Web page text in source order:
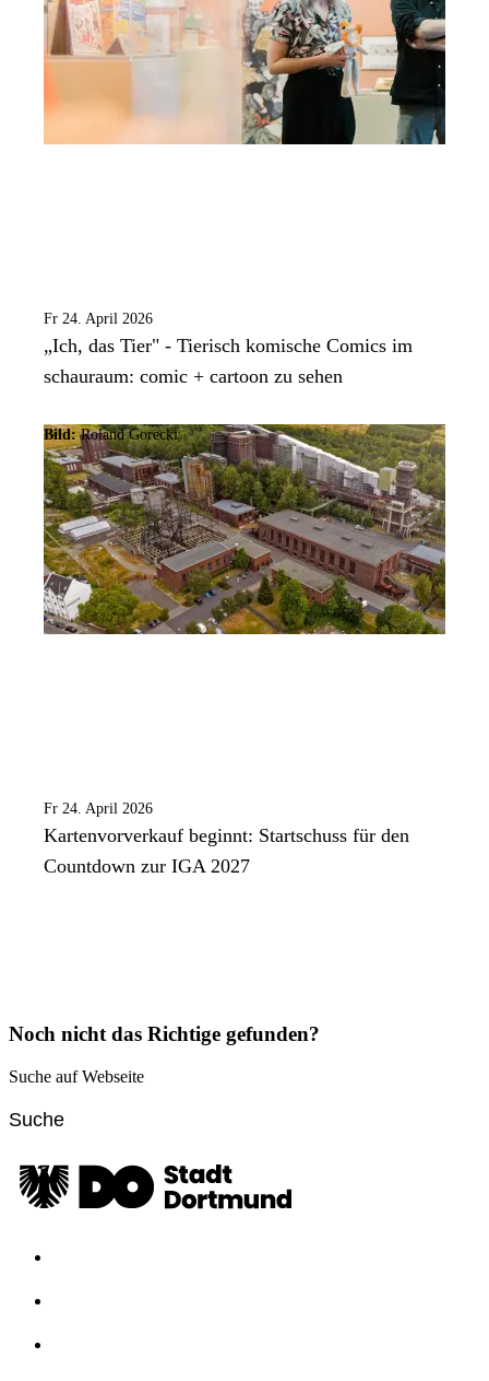
Fr 24. April 2026
„Ich, das Tier" - Tierisch komische Comics im
schauraum: comic + cartoon zu sehen
Bild: Roland Gorecki
Fr 24. April 2026
Kartenvorverkauf beginnt: Startschuss für den
Countdown zur IGA 2027
Noch nicht das Richtige gefunden?
Suche auf Webseite